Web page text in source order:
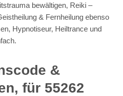
bewältigen, Reiki –
& Fernheilung ebenso
Hypnotiseur, Heiltrance und
&
für 55262